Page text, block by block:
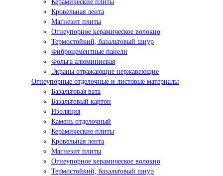
Керамические плиты
Кровельная лента
Магнезит плиты
Огнеупорное керамическое волокно
Термостойкий, базальтовый шнур
Фиброцементные панели
Фольга алюминиевая
Экраны отражающие нержавеющие
Огнеупорные отделочные и листовые материалы
Базальтовая вата
Базальтовый картон
Изоляция
Камень отделочный
Керамические плиты
Кровельная лента
Магнезит плиты
Огнеупорное керамическое волокно
Термостойкий, базальтовый шнур